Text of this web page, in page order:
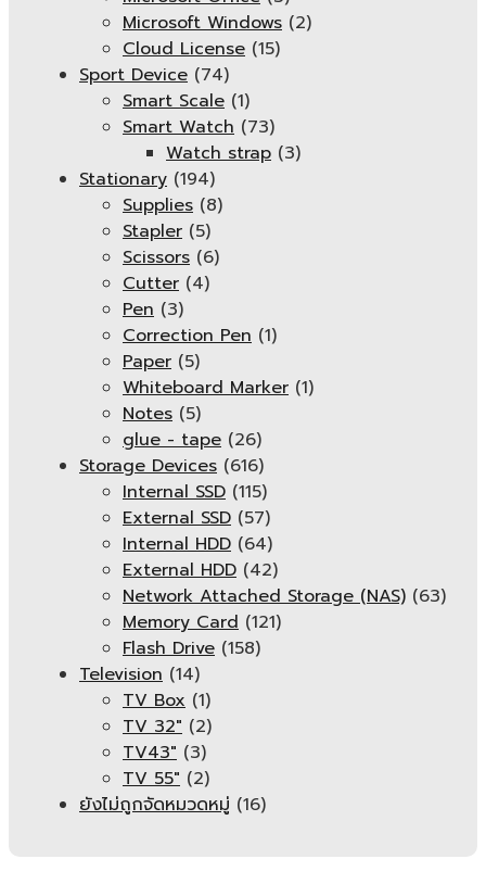
Microsoft Windows (2)
Cloud License (15)
Sport Device (74)
Smart Scale (1)
Smart Watch (73)
Watch strap (3)
Stationary (194)
Supplies (8)
Stapler (5)
Scissors (6)
Cutter (4)
Pen (3)
Correction Pen (1)
Paper (5)
Whiteboard Marker (1)
Notes (5)
glue - tape (26)
Storage Devices (616)
Internal SSD (115)
External SSD (57)
Internal HDD (64)
External HDD (42)
Network Attached Storage (NAS) (63)
Memory Card (121)
Flash Drive (158)
Television (14)
TV Box (1)
TV 32" (2)
TV43" (3)
TV 55" (2)
ยังไม่ถูกจัดหมวดหมู่ (16)